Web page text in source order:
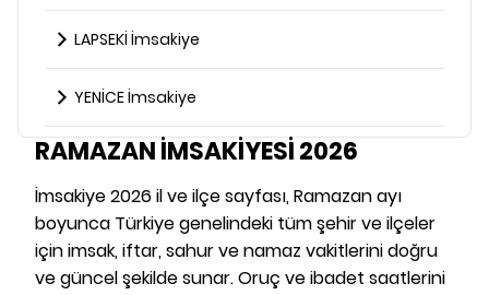
LAPSEKİ İmsakiye
YENİCE İmsakiye
RAMAZAN İMSAKİYESİ 2026
İmsakiye 2026 il ve ilçe sayfası, Ramazan ayı
boyunca Türkiye genelindeki tüm şehir ve ilçeler
için imsak, iftar, sahur ve namaz vakitlerini doğru
ve güncel şekilde sunar. Oruç ve ibadet saatlerini